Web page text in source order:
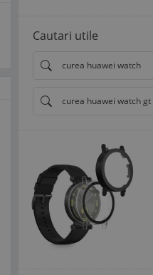
Cautari utile
curea huawei watch
curea huawei watch gt